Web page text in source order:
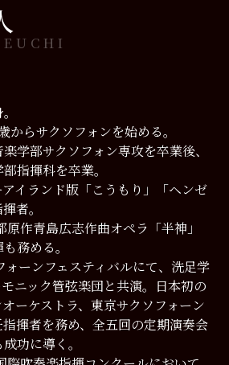
からサクソフォンを始める。
学部サクソフォン専攻を卒業後、
指揮科を卒業。
イランド版「こうもり」「ヘンゼ
者。
作青島広志作曲オペラ「半神」
務める。
ォーンフェスティバルにて、洗足学
ニック管弦楽団と共演。日本初の
ーケストラ、東京サクソフォーン
揮者を務め、全五回の定期演奏会
功に導く。